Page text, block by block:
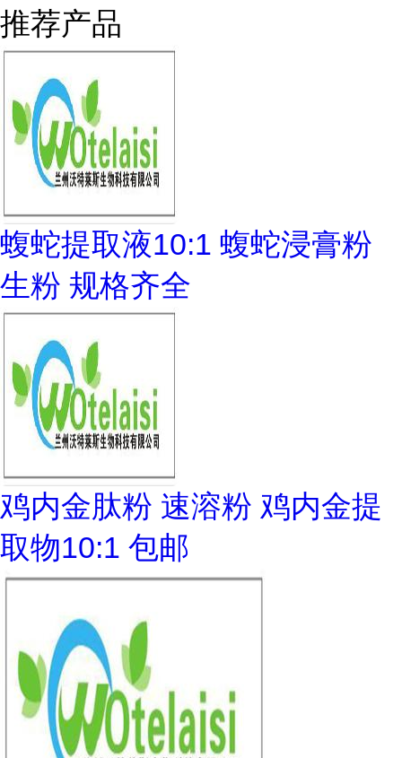
推荐产品
蝮蛇提取液10:1 蝮蛇浸膏粉
生粉 规格齐全
鸡内金肽粉 速溶粉 鸡内金提
取物10:1 包邮